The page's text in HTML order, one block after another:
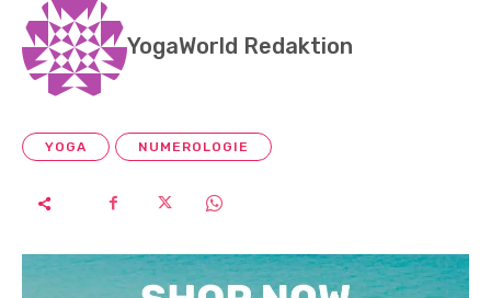
YogaWorld Redaktion
YOGA NUMEROLOGIE